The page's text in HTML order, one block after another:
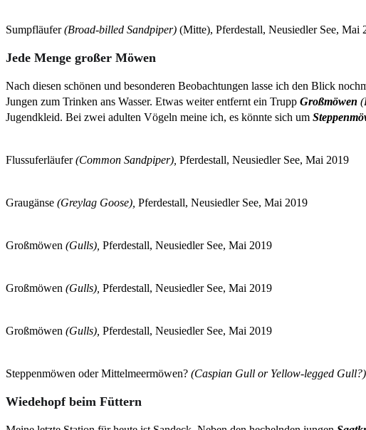
Sumpfläufer(Broad-billed Sandpiper) (Mitte), Pferdestall, Neusiedler See, Mai
Jede Menge großer Möwen
Nach diesen schönen und besonderen Beobachtungen lasse ich den Blick
Jungen zum Trinken ans Wasser. Etwas weiter entfernt ein Trupp Großmöwen
Jugendkleid. Bei zwei adulten Vögeln meine ich, es könnte sich um
Flussuferläufer(Common Sandpiper), Pferdestall, Neusiedler See, Mai 2019
Graugänse (Greylag Goose), Pferdestall, Neusiedler See, Mai 2019
Großmöwen (Gulls), Pferdestall, Neusiedler See, Mai 2019
Großmöwen (Gulls), Pferdestall, Neusiedler See, Mai 2019
Großmöwen (Gulls), Pferdestall, Neusiedler See, Mai 2019
Steppenmöwen oder Mittelmeermöwen? (Caspian Gull or Yellow-legged Gull?),
Wiedehopf beim Füttern